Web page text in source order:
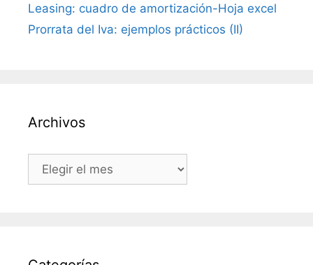
Leasing: cuadro de amortización-Hoja excel
Prorrata del Iva: ejemplos prácticos (II)
Archivos
Archivos